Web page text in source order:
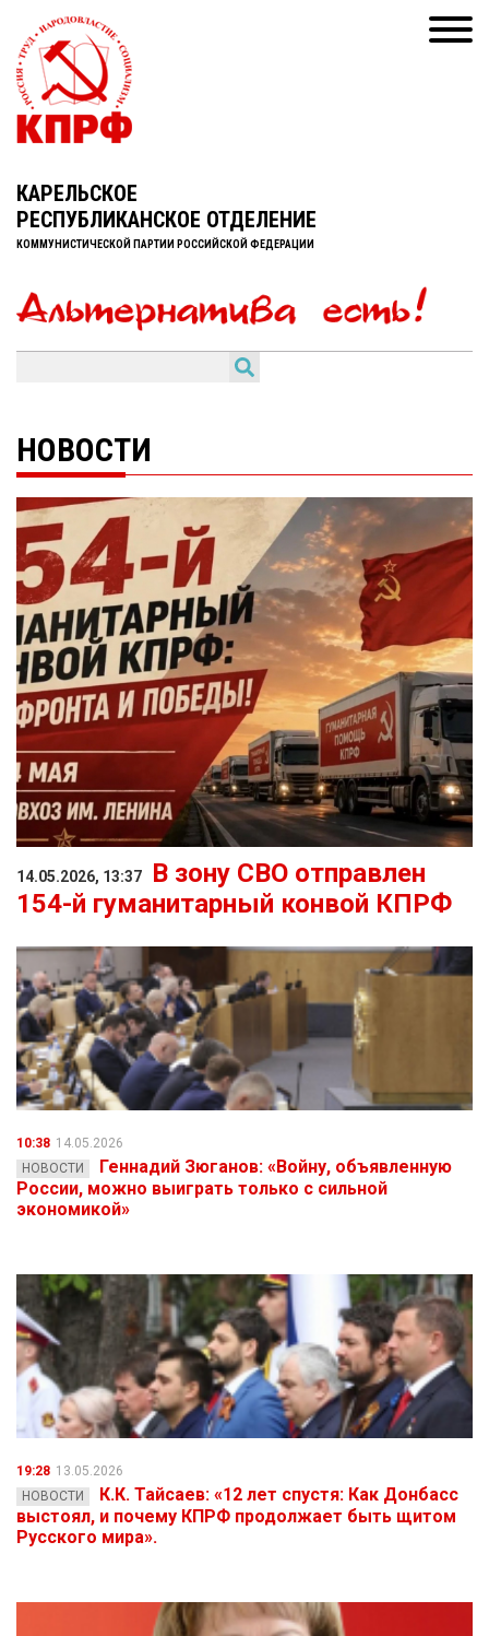
КАРЕЛЬСКОЕ
РЕСПУБЛИКАНСКОЕ ОТДЕЛЕНИЕ
КОММУНИСТИЧЕСКОЙ ПАРТИИ РОССИЙСКОЙ ФЕДЕРАЦИИ
НОВОСТИ
14.05.2026, 13:37
В зону СВО отправлен
154-й гуманитарный конвой КПРФ
10:38 14.05.2026
НОВОСТИ
Геннадий Зюганов: «Войну, объявленную
России, можно выиграть только с сильной
экономикой»
19:28 13.05.2026
НОВОСТИ
К.К. Тайсаев: «12 лет спустя: Как Донбасс
выстоял, и почему КПРФ продолжает быть щитом
Русского мира».